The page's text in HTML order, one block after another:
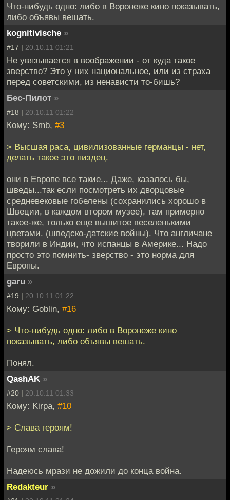
Что-нибудь одно: либо в Воронеже кино показывать,
либо объявы вешать.
kognitivische »
#17 | 20.10.11 01:21
Не увязывается в воображении - от куда такое
зверство? Это у них национальное, или из страха
перед советскими, из ненависти то-бишь?
Бес-Пилот »
#18 | 20.10.11 01:22
Кому: Smb, #3
> Высшая раса, цивилизованные германцы - нет,
делать такое это пиздец.
они в Европе все такие... Даже, казалось бы,
шведы...так если посмотреть их дворцовые
средневековые гобелены (сохранились хорошо в
Швеции, в каждом втором музее), там примерно
такое-же, только еще вышитое веселенькими
цветами. (шведско-датские войны). Что англичане
творили в Индии, что испанцы в Америке... Надо
просто это помнить- зверство - это норма для
Европы.
garu »
#19 | 20.10.11 01:22
Кому: Goblin, #16
> Что-нибудь одно: либо в Воронеже кино
показывать, либо объявы вешать.
Понял.
QashAK »
#20 | 20.10.11 01:33
Кому: Kirpa, #10
> Слава героям!
Героям слава!
Надеюсь мрази не дожили до конца война.
Redakteur »